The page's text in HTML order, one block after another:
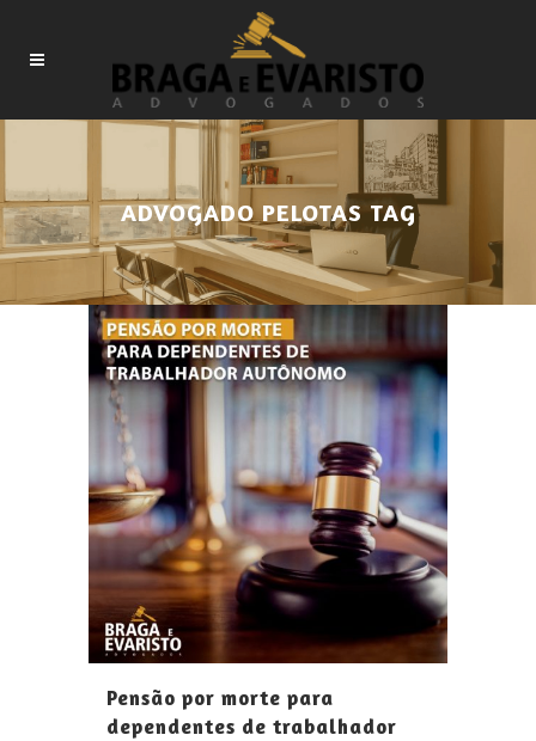
ADVOGADO PELOTAS TAG
Pensão por morte para
dependentes de trabalhador